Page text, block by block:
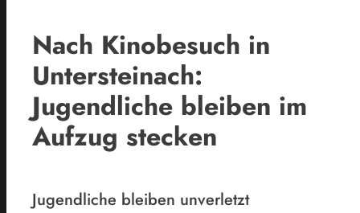
Nach Kinobesuch in
Untersteinach:
Jugendliche bleiben im
Aufzug stecken
Jugendliche bleiben unverletzt